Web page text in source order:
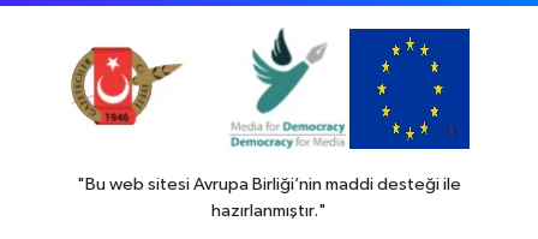
"Bu web sitesi Avrupa Birliği’nin maddi desteği ile
hazırlanmıştır."